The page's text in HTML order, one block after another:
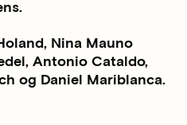
Nina Mauno
Antonio Cataldo,
og Daniel Mariblanca.